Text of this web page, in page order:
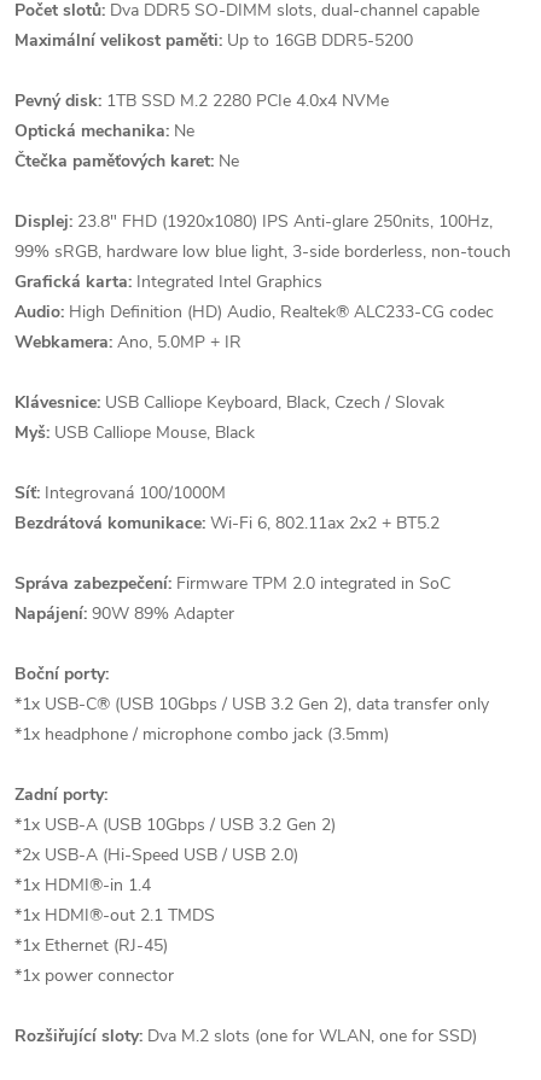
Počet slotů: Dva DDR5 SO-DIMM slots, dual-channel capable
Maximální velikost paměti: Up to 16GB DDR5-5200
Pevný disk: 1TB SSD M.2 2280 PCIe 4.0x4 NVMe
Optická mechanika: Ne
Čtečka paměťových karet: Ne
Displej: 23.8" FHD (1920x1080) IPS Anti-glare 250nits, 100Hz,
99% sRGB, hardware low blue light, 3-side borderless, non-touch
Grafická karta: Integrated Intel Graphics
Audio: High Definition (HD) Audio, Realtek® ALC233-CG codec
Webkamera: Ano, 5.0MP + IR
Klávesnice: USB Calliope Keyboard, Black, Czech / Slovak
Myš: USB Calliope Mouse, Black
Síť: Integrovaná 100/1000M
Bezdrátová komunikace: Wi-Fi 6, 802.11ax 2x2 + BT5.2
Správa zabezpečení: Firmware TPM 2.0 integrated in SoC
Napájení: 90W 89% Adapter
Boční porty:
*1x USB-C® (USB 10Gbps / USB 3.2 Gen 2), data transfer only
*1x headphone / microphone combo jack (3.5mm)
Zadní porty:
*1x USB-A (USB 10Gbps / USB 3.2 Gen 2)
*2x USB-A (Hi-Speed USB / USB 2.0)
*1x HDMI®-in 1.4
*1x HDMI®-out 2.1 TMDS
*1x Ethernet (RJ-45)
*1x power connector
Rozšiřující sloty: Dva M.2 slots (one for WLAN, one for SSD)